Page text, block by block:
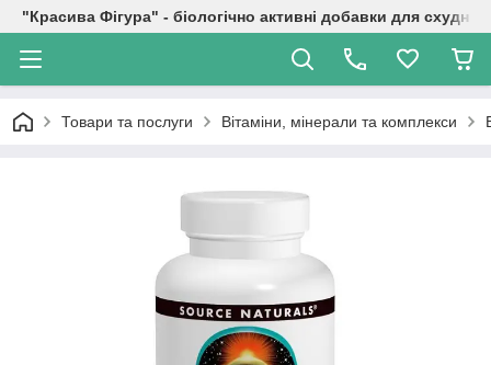
"Красива Фігура" - біологічно активні добавки для
Товари та послуги Вітаміни, мінерали та комплекси